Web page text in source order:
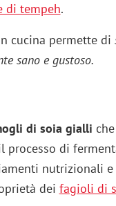
di tempeh.
cucina permette di
sano e gustoso.
di soia gialli
processo di
nutrizionali
dei fagioli di